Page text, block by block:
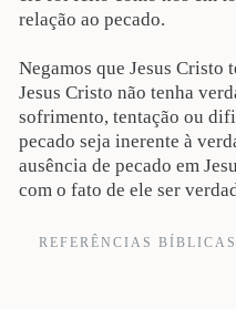
relação ao pecado.
Negamos que Jesus Cristo
Jesus Cristo não tenha
sofrimento, tentação ou
pecado seja inerente à
ausência de pecado em
com o fato de ele ser
REFERÊNCIAS BÍBLICAS